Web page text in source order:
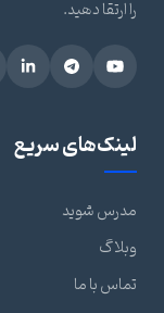
را ارتقا دهید.
لینک‌های سریع
مدرس شوید
وبلاگ
تماس با ما